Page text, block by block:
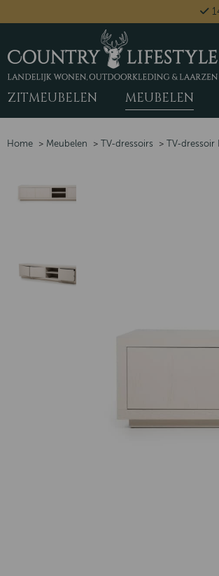
ZITMEUBELEN MEUBELEN
Home > Meubelen > TV-dressoirs > TV-dressoir